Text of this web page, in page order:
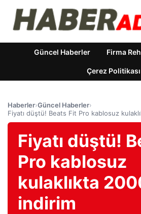
Güncel Haberler Firma
Çerez Politikası
Haberler›Güncel Haberler›
Fiyatı düştü! Beats Fit Pro kablosuz
Fiyatı düştü!
Pro kablosuz
kulaklıkta
indirim